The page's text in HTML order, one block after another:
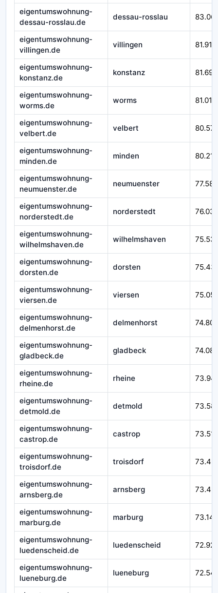
eigentumswohnung-
dessau-rosslau.de
dessau-rosslau 83.061
eigentumswohnung-
villingen.de
villingen 81.916
eigentumswohnung-
konstanz.de
konstanz 81.692
eigentumswohnung-
worms.de
worms 81.010
eigentumswohnung-
velbert.de
velbert
eigentumswohnung-
minden.de
minden 80.212
eigentumswohnung-
neumuenster.de
neumuenster 77.588
eigentumswohnung-
norderstedt.de
norderstedt
eigentumswohnung-
wilhelmshaven.de
wilhelmshaven
eigentumswohnung-
dorsten.de
dorsten
eigentumswohnung-
viersen.de
viersen
eigentumswohnung-
delmenhorst.de
delmenhorst
eigentumswohnung-
gladbeck.de
gladbeck 74.086
eigentumswohnung-
rheine.de
rheine
eigentumswohnung-
detmold.de
detmold
eigentumswohnung-
castrop.de
castrop 73.518
eigentumswohnung-
troisdorf.de
troisdorf
eigentumswohnung-
arnsberg.de
arnsberg
eigentumswohnung-
marburg.de
marburg 73.147
eigentumswohnung-
luedenscheid.de
luedenscheid
eigentumswohnung-
lueneburg.de
lueneburg